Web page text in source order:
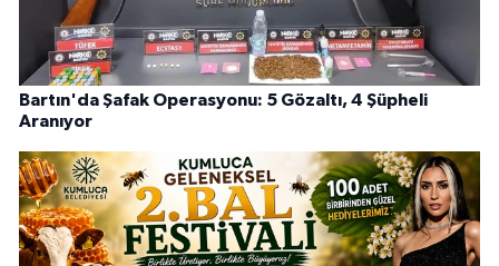
Bartın'da Şafak Operasyonu: 5 Gözaltı, 4 Şüpheli
Aranıyor